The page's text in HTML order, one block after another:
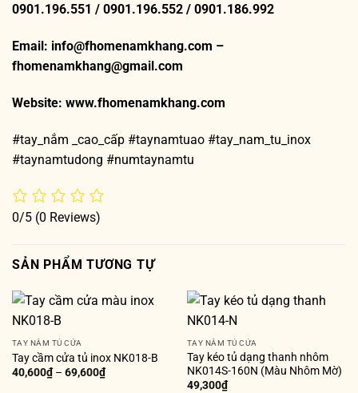
0901.196.551 / 0901.196.552 / 0901.186.992
Email: info@fhomenamkhang.com –
fhomenamkhang@gmail.com
Website: www.fhomenamkhang.com
#tay_nắm _cao_cấp #taynamtuao #tay_nam_tu_inox
#taynamtudong #numtaynamtu
0/5 (0 Reviews)
SẢN PHẨM TƯƠNG TỰ
TAY NẮM TỦ CỬA
Tay cầm cửa tủ inox NK018-B
40,600₫– 69,600₫
TAY NẮM TỦ CỬA
Tay kéo tủ dạng thanh nhôm
NK014S-160N (Màu Nhôm Mờ)
49,300₫